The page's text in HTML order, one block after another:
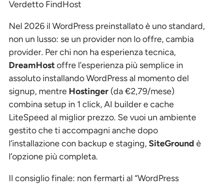
Verdetto FindHost
Nel 2026 il WordPress preinstallato è uno standard,
non un lusso: se un provider non lo offre, cambia
provider. Per chi non ha esperienza tecnica,
DreamHostoffre l’esperienza più semplice in
assoluto installando WordPress al momento del
signup, mentre Hostinger (da €2,79/mese)
combina setup in 1 click, AI builder e cache
LiteSpeed al miglior prezzo. Se vuoi un ambiente
gestito che ti accompagni anche dopo
l’installazione con backup e staging,SiteGround è
l’opzione più completa.
Il consiglio finale: non fermarti al “WordPress